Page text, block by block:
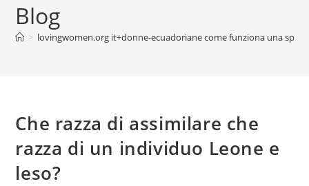
Blog
> lovingwomen.org it+donne-ecuadoriane come funziona una
Che razza di assimilare che
razza di un individuo Leone e
leso?